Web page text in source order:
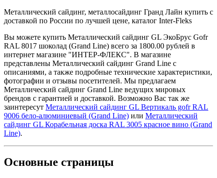
Металлический сайдинг, металлосайдинг Гранд Лайн купить с
доставкой по России по лучшей цене, каталог Inter-Fleks
Вы можете купить Металлический сайдинг GL ЭкоБрус Gofr
RAL 8017 шоколад (Grand Line) всего за 1800.00 рублей в
интернет магазине "ИНТЕР-ФЛЕКС". В магазине
представлены Металлический сайдинг Grand Line с
описаниями, а также подробные технические характеристики,
фотографии и отзывы посетителей. Мы предлагаем
Металлический сайдинг Grand Line ведущих мировых
брендов с гарантией и доставкой. Возможно Вас так же
заинтересут Металлический сайдинг GL Вертикаль gofr RAL
9006 бело-алюминиевый (Grand Line) или Металлический
сайдинг GL Корабельная доска RAL 3005 красное вино (Grand
Line).
Основные страницы